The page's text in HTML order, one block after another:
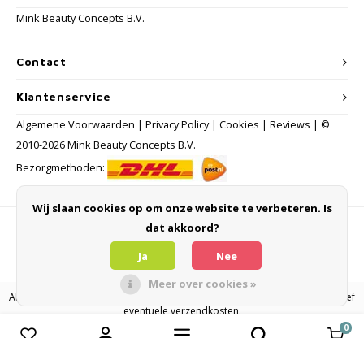
0
Mink Beauty Concepts B.V.
Contact
Klantenservice
Algemene Voorwaarden | Privacy Policy| Cookies | Reviews | ©
2010-2026 Mink Beauty Concepts B.V.
Bezorgmethoden:
Alle consumentenprijzen zijn inclusief BTW en andere heffingen en exclusief
eventuele verzendkosten.
Vergelijk producten 0
Wij slaan cookies op om onze website te verbeteren. Is
dat akkoord?
Ja
Nee
Meer over cookies »